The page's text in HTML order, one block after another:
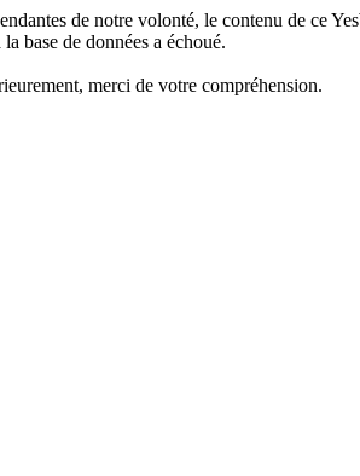
de notre volonté, le contenu de ce
base de données a échoué.
merci de votre compréhension.